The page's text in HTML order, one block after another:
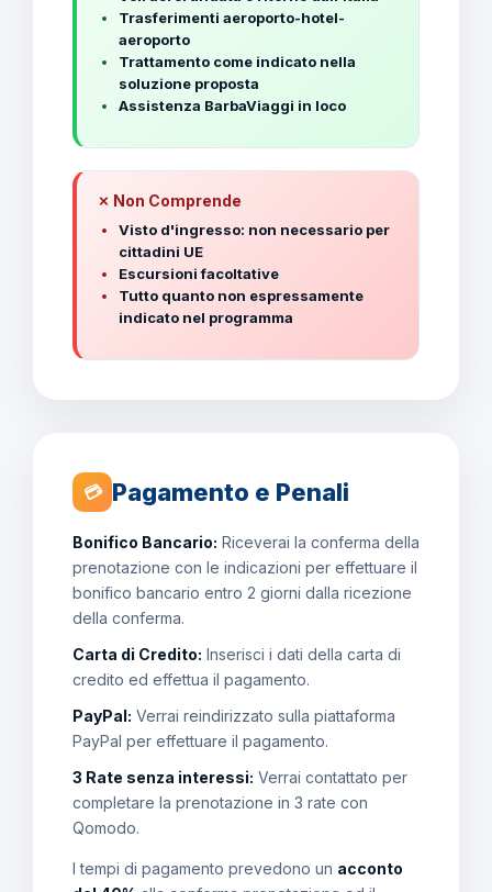
Trasferimenti aeroporto-hotel-
aeroporto
Trattamento come indicato nella
soluzione proposta
Assistenza BarbaViaggi in loco
✗ Non Comprende
Visto d'ingresso: non necessario per
cittadini UE
Escursioni facoltative
Tutto quanto non espressamente
indicato nel programma
💳 Pagamento e Penali
Bonifico Bancario: Riceverai la conferma della
prenotazione con le indicazioni per effettuare il
bonifico bancario entro 2 giorni dalla ricezione
della conferma.
Carta di Credito: Inserisci i dati della carta di
credito ed effettua il pagamento.
PayPal: Verrai reindirizzato sulla piattaforma
PayPal per effettuare il pagamento.
3 Rate senza interessi: Verrai contattato per
completare la prenotazione in 3 rate con
Qomodo.
I tempi di pagamento prevedono un acconto